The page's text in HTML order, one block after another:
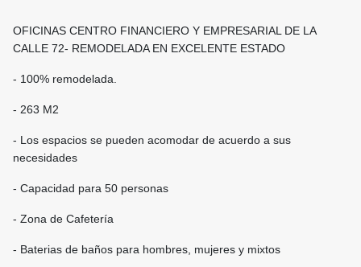
OFICINAS CENTRO FINANCIERO Y EMPRESARIAL DE LA
CALLE 72- REMODELADA EN EXCELENTE ESTADO
- 100% remodelada.
- 263 M2
- Los espacios se pueden acomodar de acuerdo a sus
necesidades
- Capacidad para 50 personas
- Zona de Cafetería
- Baterias de baños para hombres, mujeres y mixtos